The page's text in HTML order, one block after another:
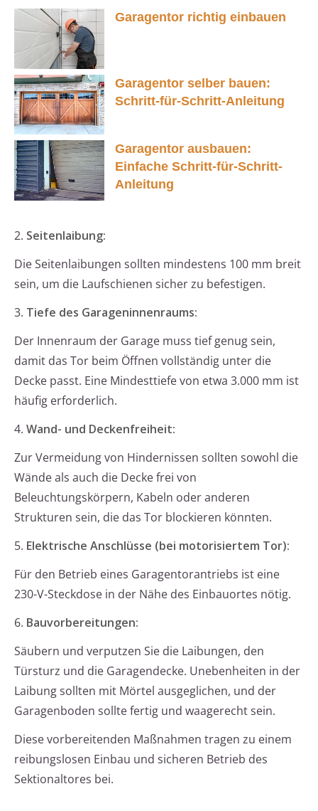
Garagentor richtig einbauen
Garagentor selber bauen:
Schritt-für-Schritt-Anleitung
Garagentor ausbauen:
Einfache Schritt-für-Schritt-
Anleitung
2. Seitenlaibung:
Die Seitenlaibungen sollten mindestens 100 mm breit
sein, um die Laufschienen sicher zu befestigen.
3. Tiefe des Garageninnenraums:
Der Innenraum der Garage muss tief genug sein,
damit das Tor beim Öffnen vollständig unter die
Decke passt. Eine Mindesttiefe von etwa 3.000 mm ist
häufig erforderlich.
4. Wand- und Deckenfreiheit:
Zur Vermeidung von Hindernissen sollten sowohl die
Wände als auch die Decke frei von
Beleuchtungskörpern, Kabeln oder anderen
Strukturen sein, die das Tor blockieren könnten.
5. Elektrische Anschlüsse (bei motorisiertem Tor):
Für den Betrieb eines Garagentorantriebs ist eine
230-V-Steckdose in der Nähe des Einbauortes nötig.
6. Bauvorbereitungen:
Säubern und verputzen Sie die Laibungen, den
Türsturz und die Garagendecke. Unebenheiten in der
Laibung sollten mit Mörtel ausgeglichen, und der
Garagenboden sollte fertig und waagerecht sein.
Diese vorbereitenden Maßnahmen tragen zu einem
reibungslosen Einbau und sicheren Betrieb des
Sektionaltores bei.